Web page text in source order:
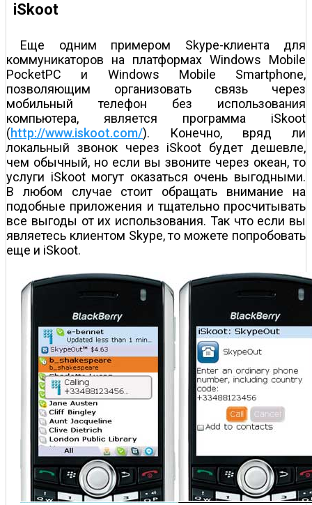
iSkoot
Еще одним примером Skype-клиента для
коммуникаторов на платформах Windows Mobile
PocketPC и Windows Mobile Smartphone,
позволяющим организовать связь через
мобильный телефон без использования
компьютера, является программа iSkoot
(http://www.iskoot.com/). Конечно, вряд ли
локальный звонок через iSkoot будет дешевле,
чем обычный, но если вы звоните через океан, то
услуги iSkoot могут оказаться очень выгодными.
В любом случае стоит обращать внимание на
подобные приложения и тщательно просчитывать
все выгоды от их использования. Так что если вы
являетесь клиентом Skype, то можете попробовать
еще и iSkoot.